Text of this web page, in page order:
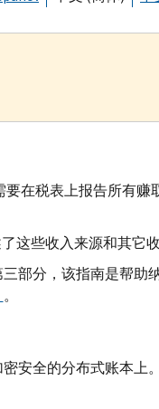
在税表上报告所有
这些收入来源和其它
部分，该指南是帮助
。
安全的分布式账本上